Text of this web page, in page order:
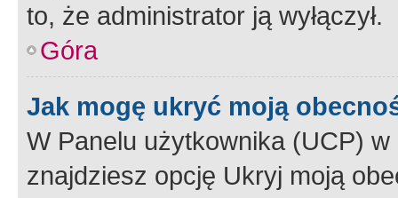
to, że administrator ją wyłączył.
Góra
Jak mogę ukryć moją
W Panelu użytkownika (UCP) w
znajdziesz opcję Ukryj moją